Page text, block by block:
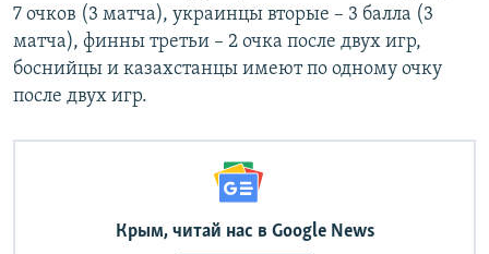
7 очков (3 матча), украинцы вторые – 3 балла (3
матча), финны третьи – 2 очка после двух игр,
боснийцы и казахстанцы имеют по одному очку
после двух игр.
Крым, читай нас в Google News